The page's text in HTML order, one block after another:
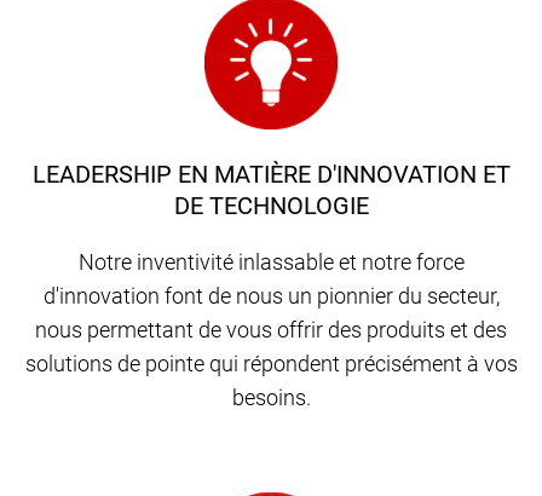
LEADERSHIP EN MATIÈRE D'INNOVATION ET
DE TECHNOLOGIE
Notre inventivité inlassable et notre force
d'innovation font de nous un pionnier du secteur,
nous permettant de vous offrir des produits et des
solutions de pointe qui répondent précisément à vos
besoins.